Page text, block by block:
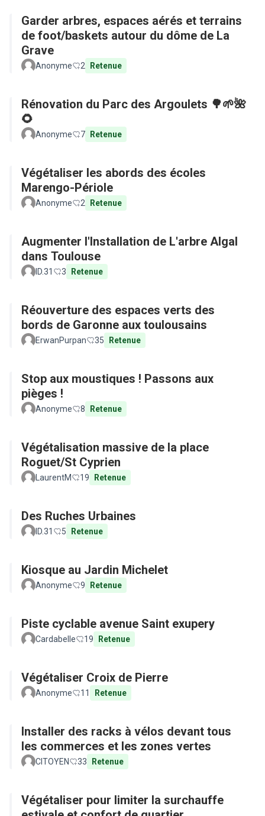
Garder arbres, espaces aérés et terrains
de foot/baskets autour du dôme de La
Grave
Anonyme 2 Retenue
Rénovation du Parc des Argoulets 🌳🌱🌺
🌻
Anonyme 7 Retenue
Végétaliser les abords des écoles
Marengo-Périole
Anonyme 2 Retenue
Augmenter l'Installation de L'arbre Algal
dans Toulouse
ID.31 3 Retenue
Réouverture des espaces verts des
bords de Garonne aux toulousains
ErwanPurpan 35 Retenue
Stop aux moustiques ! Passons aux
pièges !
Anonyme 8 Retenue
Végétalisation massive de la place
Roguet/St Cyprien
LaurentM 19 Retenue
Des Ruches Urbaines
ID.31 5 Retenue
Kiosque au Jardin Michelet
Anonyme 9 Retenue
Piste cyclable avenue Saint exupery
Cardabelle 19 Retenue
Végétaliser Croix de Pierre
Anonyme 11 Retenue
Installer des racks à vélos devant tous
les commerces et les zones vertes
CITOYEN 33 Retenue
Végétaliser pour limiter la surchauffe